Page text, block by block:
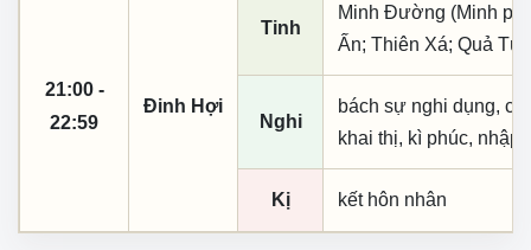
21:00 -
22:59
Đinh Hợi
Tinh
Minh Đường (Minh
Ấn; Thiên Xá; Quả Tú;
Nghi
bách sự nghi dụng,
khai thị, kì phúc, nhập
Kị kết hôn nhân